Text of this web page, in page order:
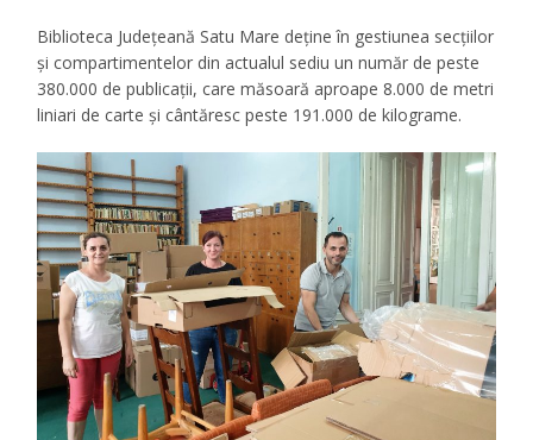
Biblioteca Județeană Satu Mare deține în gestiunea secțiilor
și compartimentelor din actualul sediu un număr de peste
380.000 de publicații, care măsoară aproape 8.000 de metri
liniari de carte și cântăresc peste 191.000 de kilograme.